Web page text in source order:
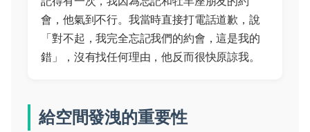
會，他氣到不行。我當時直接打電話道歉，說
「對不起，我完全忘記我們的約會，這是我的
錯」，沒有找任何理由，他反而很快原諒我。
給空間發洩的重要性